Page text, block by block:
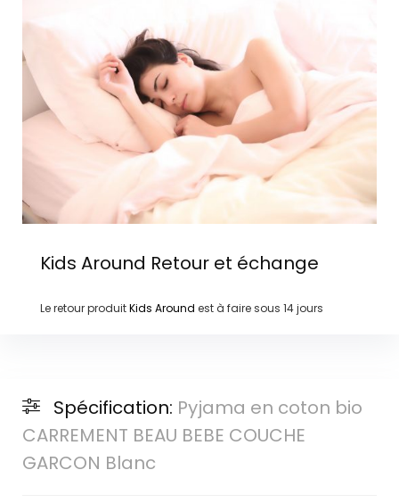
Kids Around Retour et échange
Le retour produitKids Around est à faire sous 14 jours
Spécification: Pyjama en coton bio
CARREMENT BEAU BEBE COUCHE
GARCON Blanc